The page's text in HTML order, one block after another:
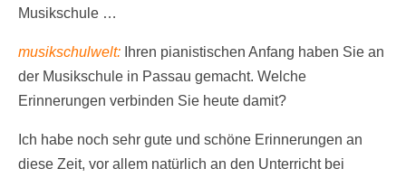
Musikschule …
musikschulwelt: Ihren pianistischen Anfang haben Sie an
der Musikschule in Passau gemacht. Welche
Erinnerungen verbinden Sie heute damit?
Ich habe noch sehr gute und schöne Erinnerungen an
diese Zeit, vor allem natürlich an den Unterricht bei